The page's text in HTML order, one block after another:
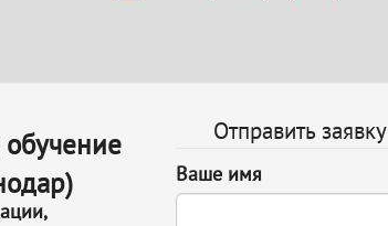
Отправить заявку
Ваше имя